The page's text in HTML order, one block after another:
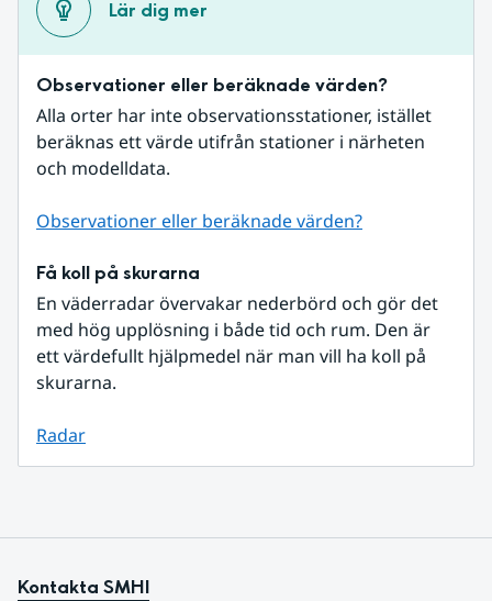
Lär dig mer
Observationer eller beräknade värden?
Alla orter har inte observationsstationer, istället
beräknas ett värde utifrån stationer i närheten
och modelldata.
Observationer eller beräknade värden?
Få koll på skurarna
En väderradar övervakar nederbörd och gör det
med hög upplösning i både tid och rum. Den är
ett värdefullt hjälpmedel när man vill ha koll på
skurarna.
Radar
Kontakta SMHI